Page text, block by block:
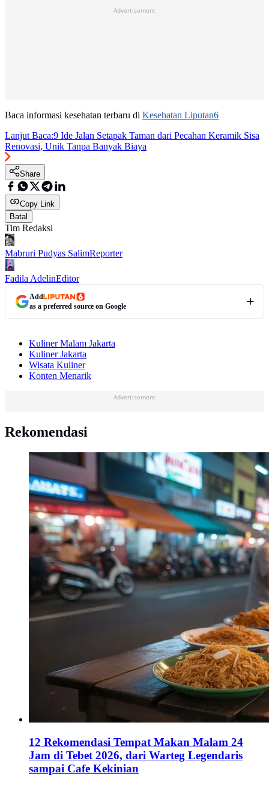
Advertisement
Baca informasi kesehatan terbaru di Kesehatan Liputan6
Lanjut Baca:9 Ide Jalan Setapak Taman dari Pecahan Keramik Sisa
Renovasi, Unik Tanpa Banyak Biaya
Share
Copy Link
Batal
Tim Redaksi
Mabruri Pudyas SalimReporter
Fadila AdelinEditor
Add
as a preferred source on Google
Kuliner Malam Jakarta
Kuliner Jakarta
Wisata Kuliner
Konten Menarik
Advertisement
Rekomendasi
12 Rekomendasi Tempat Makan Malam 24
Jam di Tebet 2026, dari Warteg Legendaris
sampai Cafe Kekinian